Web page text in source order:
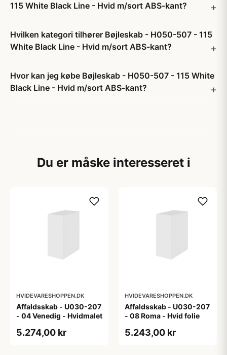
115 White Black Line - Hvid m/sort ABS-kant?
Hvilken kategori tilhører Bøjleskab - H050-507 - 115
White Black Line - Hvid m/sort ABS-kant?
Hvor kan jeg købe Bøjleskab - H050-507 - 115 White
Black Line - Hvid m/sort ABS-kant?
Du er måske interesseret i
HVIDEVARESHOPPEN.DK
Affaldsskab - U030-207
- 04 Venedig - Hvidmalet
5.274,00 kr
HVIDEVARESHOPPEN.DK
Affaldsskab - U030-207
- 08 Roma - Hvid folie
5.243,00 kr